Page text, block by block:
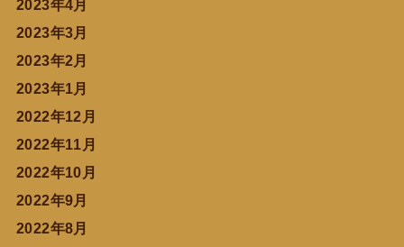
2023年4月
2023年3月
2023年2月
2023年1月
2022年12月
2022年11月
2022年10月
2022年9月
2022年8月